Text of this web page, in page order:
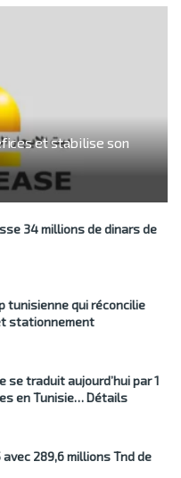
et stabilise son
34 millions de dinars de
tunisienne qui réconcilie
stationnement
se traduit aujourd’hui par 1
en Tunisie… Détails
avec 289,6 millions Tnd de